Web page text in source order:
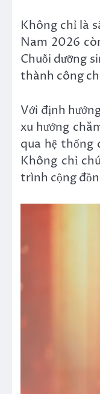
Không chỉ là
Nam 2026
Chuỗi dưỡng
thành công
Với định
xu hướng
qua hệ thống
Không chỉ
trình cộng